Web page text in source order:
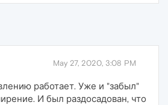
May 27, 2020, 3:08 PM
работает. Уже и "забыл"
И был раздосадован, что